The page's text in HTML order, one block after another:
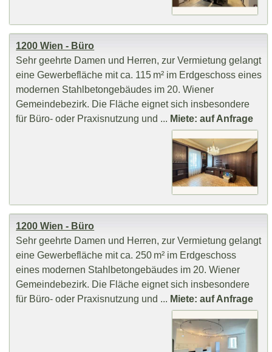
1200 Wien - Büro
Sehr geehrte Damen und Herren, zur Vermietung gelangt
eine Gewerbefläche mit ca. 115 m² im Erdgeschoss eines
modernen Stahlbetongebäudes im 20. Wiener
Gemeindebezirk. Die Fläche eignet sich insbesondere
für Büro- oder Praxisnutzung und ... Miete: auf Anfrage
1200 Wien - Büro
Sehr geehrte Damen und Herren, zur Vermietung gelangt
eine Gewerbefläche mit ca. 250 m² im Erdgeschoss
eines modernen Stahlbetongebäudes im 20. Wiener
Gemeindebezirk. Die Fläche eignet sich insbesondere
für Büro- oder Praxisnutzung und ... Miete: auf Anfrage